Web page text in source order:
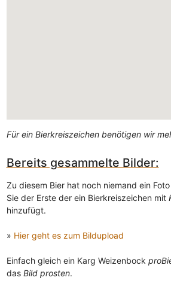
Für ein Bierkreiszeichen benötigen wir
Bereits gesammelte Bilder:
Zu diesem Bier hat noch niemand ein
Sie der Erste der ein Bierkreiszeichen mit
hinzufügt.
» Hier geht es zum Bildupload
Einfach gleich ein Karg Weizenbock
das Bild prosten.